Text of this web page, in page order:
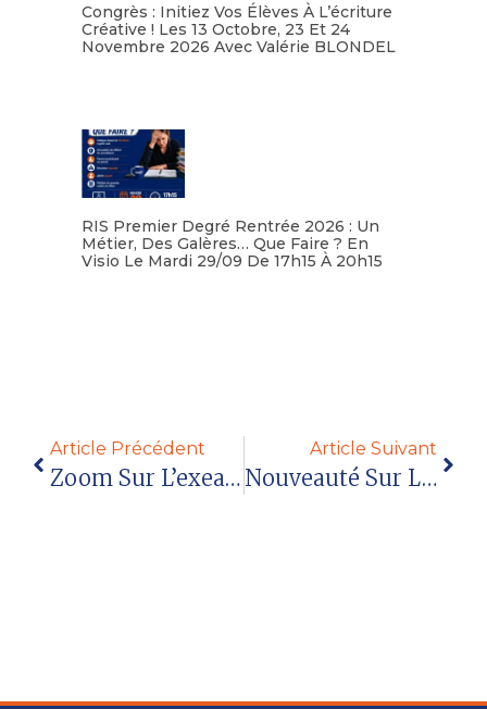
Congrès : Initiez Vos Élèves À L’écriture
Créative ! Les 13 Octobre, 23 Et 24
Novembre 2026 Avec Valérie BLONDEL
RIS Premier Degré Rentrée 2026 : Un
Métier, Des Galères… Que Faire ? En
Visio Le Mardi 29/09 De 17h15 À 20h15
Article Précédent
Zoom Sur L’exeat-Ineat
Article Suivant
Nouveauté Sur La Procédure Des Maintiens